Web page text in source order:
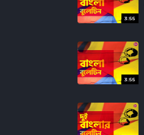
3:55
3:55